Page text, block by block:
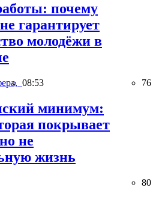
почему
гарантирует
молодёжи в
08:53 76
минимум:
покрывает
не
жизнь
80